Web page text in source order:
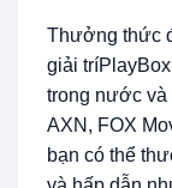
Thưởng thức
giải
trong nước và
AXN, FOX
bạn có thể